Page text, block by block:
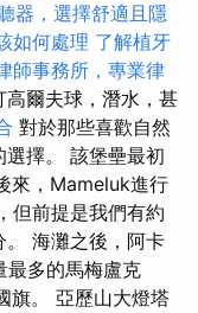
器，選擇舒適且隱
如何處理 了解植牙
師事務所，專業律
爾夫球，潛水，甚
對於那些喜歡自然
擇。 該堡壘最初
來，Mameluk進行
但前提是我們有約
。 海灘之後，阿卡
最多的馬梅盧克
旗。 亞歷山大燈塔